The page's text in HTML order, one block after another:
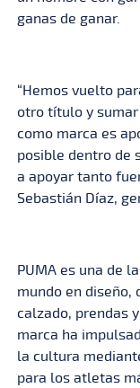
ganas de ganar.
“Hemos vuelto
otro título y
como marca es
posible dentro de
a apoyar tanto
Sebastián Díaz,
PUMA es una de
mundo en
calzado, prendas
marca ha
la cultura
para los atletas